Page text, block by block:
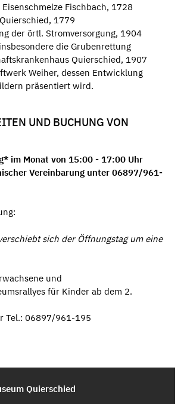
Fischbach, 1728
1779
der örtl. Stromversorgung, 1904
die Grubenrettung
Quierschied, 1907
Weiher, dessen Entwicklung
präsentiert wird.
UND BUCHUNG VON
im Monat von 15:00 - 17:00 Uhr
Vereinbarung unter 06897/961-
sich der Öffnungstag um eine
und
für Kinder ab dem 2.
Tel.: 06897/961-195
Quierschied